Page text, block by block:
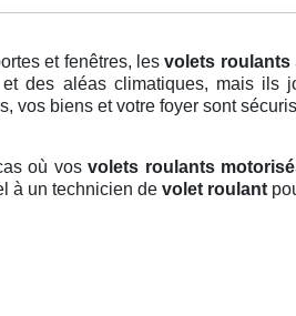
et fenêtres, lesvolets roulants
des aléas climatiques, mais ils
vos biens et votre foyer sont
où vosvolets roulants
à un technicien de volet roulant